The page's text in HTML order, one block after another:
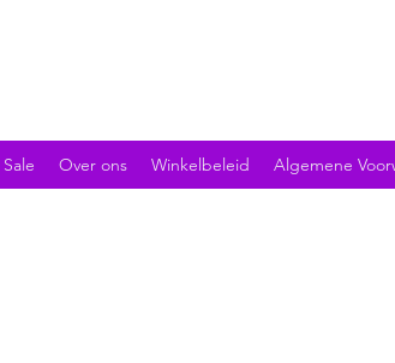
Sale Over ons Winkelbeleid Algemene